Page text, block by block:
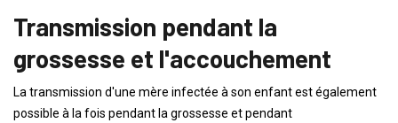
Transmission pendant la
grossesse et l'accouchement
La transmission d'une mère infectée à son enfant est également
possible à la fois pendant la grossesse et pendant